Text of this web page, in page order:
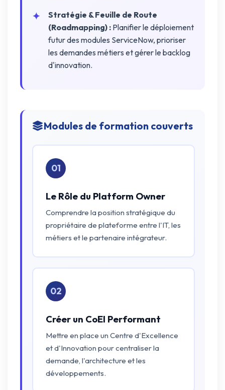
Stratégie & Feuille de Route
(Roadmapping) : Planifier le déploiement
futur des modules ServiceNow, prioriser
les demandes métiers et gérer le backlog
d'innovation.
Modules de formation couverts
01
Le Rôle du Platform Owner
Comprendre la position stratégique du
propriétaire de plateforme entre l'IT, les
métiers et le partenaire intégrateur.
02
Créer un CoEI Performant
Mettre en place un Centre d'Excellence
et d'Innovation pour centraliser la
demande, l'architecture et les
développements.